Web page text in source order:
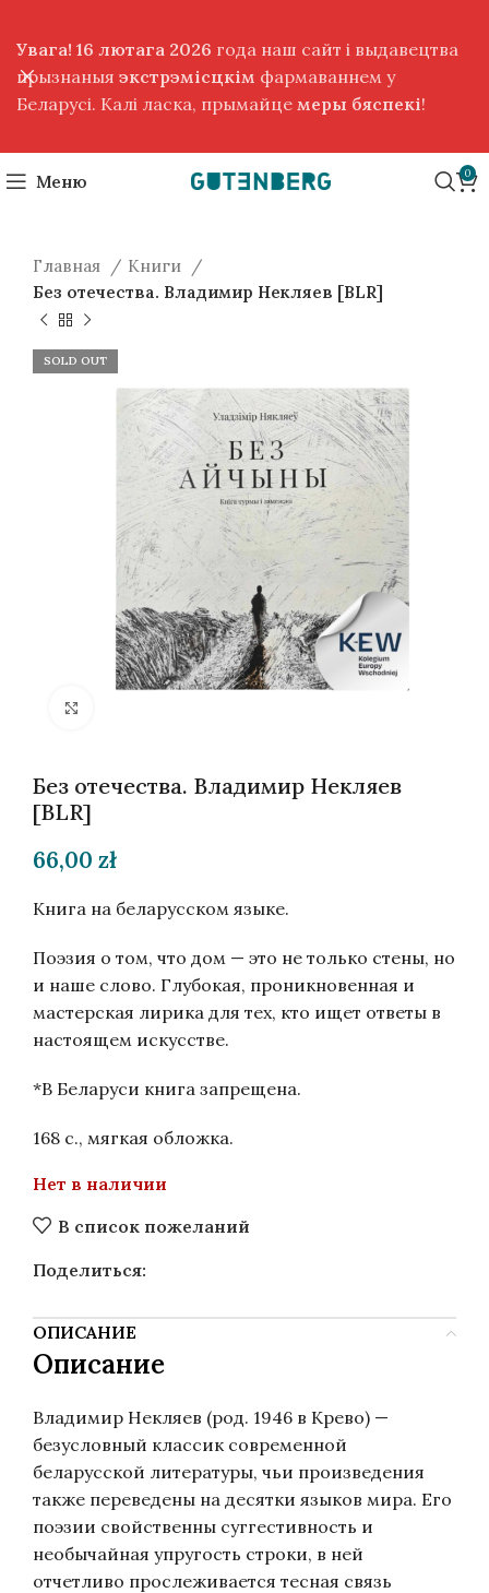
Меню 0
Главная
Книги
Без отечества. Владимир Некляев [BLR]
SOLD OUT
Без отечества. Владимир Некляев
[BLR]
66,00 zł
Книга на беларусском языке.
Поэзия о том, что дом — это не только стены, но
и наше слово. Глубокая, проникновенная и
мастерская лирика для тех, кто ищет ответы в
настоящем искусстве.
*В Беларуси книга запрещена.
168 с., мягкая обложка.
Нет в наличии
В список пожеланий
Поделиться:
ОПИСАНИЕ
Описание
Владимир Некляев (род. 1946 в Крево) —
безусловный классик современной
беларусской литературы, чьи произведения
также переведены на десятки языков мира. Его
поэзии свойственны суггестивность и
необычайная упругость строки, в ней
отчетливо прослеживается тесная связь
Увага! 16 лютага 2026 года наш сайт і выдавецтва
прызнаныя экстрэмісцкім фармаваннем у
Беларусі. Калі ласка, прымайце меры бяспекі!